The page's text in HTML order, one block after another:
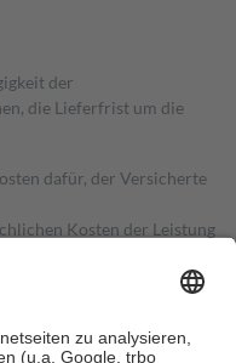
der
die Lieferfrist um die
dafür, der Versicherte
Kosten der Leistung